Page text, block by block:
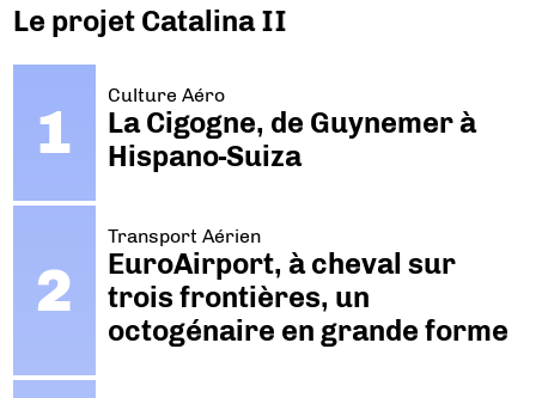
Le projet Catalina II
Culture Aéro
La Cigogne, de Guynemer à
Hispano-Suiza
Transport Aérien
EuroAirport, à cheval sur
trois frontières, un
octogénaire en grande forme